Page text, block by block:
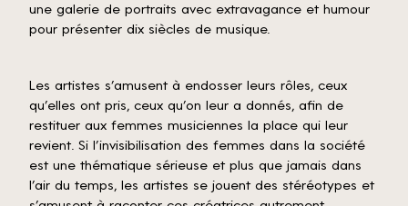
une galerie de portraits avec extravagance et humour
pour présenter dix siècles de musique.
Les artistes s’amusent à endosser leurs rôles, ceux
qu’elles ont pris, ceux qu’on leur a donnés, afin de
restituer aux femmes musiciennes la place qui leur
revient. Si l’invisibilisation des femmes dans la société
est une thématique sérieuse et plus que jamais dans
l’air du temps, les artistes se jouent des stéréotypes et